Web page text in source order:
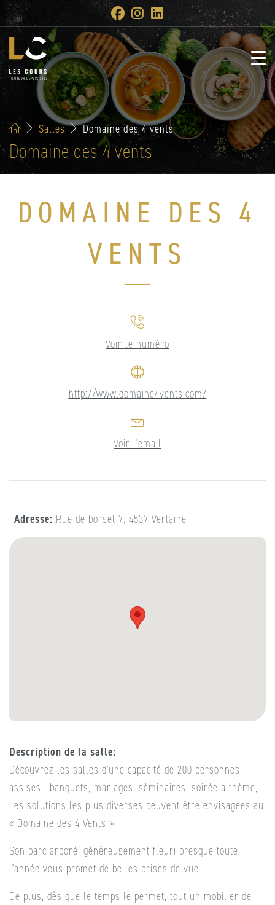
Salles Domaine des 4 vents
Domaine des 4 vents
DOMAINE DES 4
VENTS
Voir le numéro
http://www.domaine4vents.com/
Voir l'email
Description de la salle
Découvrez les salles d’une capacité de 200 personnes
assises : banquets, mariages, séminaires, soirée à thème,…
Les solutions les plus diverses peuvent être envisagées au
« Domaine des 4 Vents ».
Son parc arboré, généreusement fleuri presque toute
l’année vous promet de belles prises de vue.
De plus, dès que le temps le permet, tout un mobilier de
Adresse Rue de borset 7, 4537 Verlaine